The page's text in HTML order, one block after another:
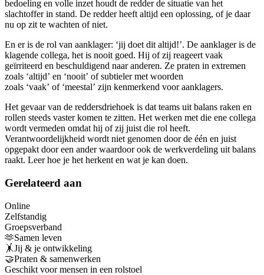
bedoeling en volle inzet houdt de redder de situatie van het
slachtoffer in stand. De redder heeft altijd een oplossing, of je daar
nu op zit te wachten of niet.
En er is de rol van aanklager: ‘jij doet dit altijd!’. De aanklager is de
klagende collega, het is nooit goed. Hij of zij reageert vaak
geïrriteerd en beschuldigend naar anderen. Ze praten in extremen
zoals ‘altijd’ en ‘nooit’ of subtieler met woorden
zoals ‘vaak’ of ‘meestal’ zijn kenmerkend voor aanklagers.
Het gevaar van de reddersdriehoek is dat teams uit balans raken en
rollen steeds vaster komen te zitten. Het werken met die ene collega
wordt vermeden omdat hij of zij juist die rol heeft.
Verantwoordelijkheid wordt niet genomen door de één en juist
opgepakt door een ander waardoor ook de werkverdeling uit balans
raakt. Leer hoe je het herkent en wat je kan doen.
Gerelateerd aan
Online
Zelfstandig
Groepsverband
🫶Samen leven
🤸Jij & je ontwikkeling
🤝Praten & samenwerken
Geschikt voor mensen in een rolstoel